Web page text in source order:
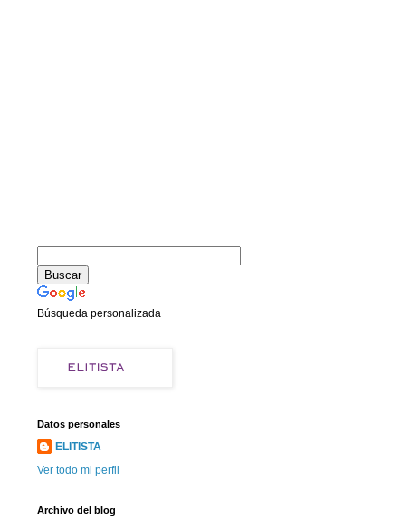
Búsqueda personalizada
Datos personales
ELITISTA
Ver todo mi perfil
Archivo del blog